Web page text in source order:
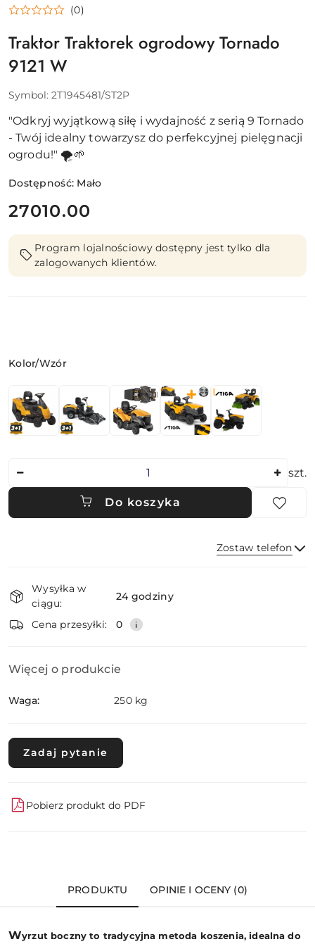
(0)
Traktor Traktorek ogrodowy Tornado
9121 W
Symbol: 2T1945481/ST2P
"Odkryj wyjątkową siłę i wydajność z serią 9 Tornado
- Twój idealny towarzysz do perfekcyjnej pielęgnacji
ogrodu!" 🌪️🌱
Dostępność: Mało
cena:
27010.00
Program lojalnościowy dostępny jest tylko dla
zalogowanych klientów.
Wariant
Kolor/Wzór
szt.
Do koszyka
Zostaw telefon
i
dostawa
Wysyłka w
ciągu:
24 godziny
Cena przesyłki: 0
Więcej o produkcie
Waga: 250 kg
Zadaj pytanie
Pobierz produkt do PDF
PRODUKTU OPINIE I OCENY (0)
Wyrzut boczny to tradycyjna metoda koszenia, idealna do